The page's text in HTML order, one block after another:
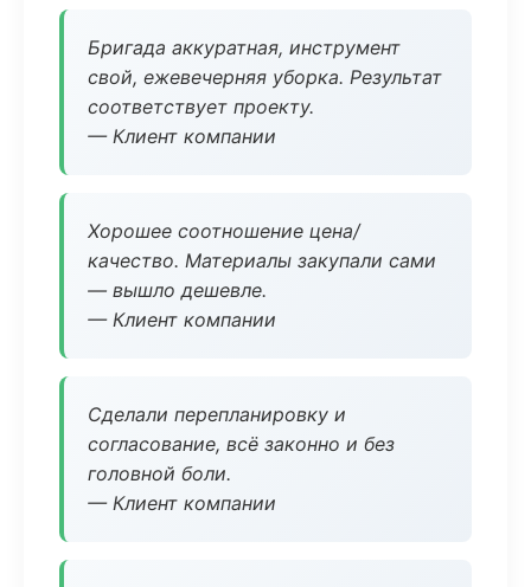
Бригада аккуратная, инструмент
свой, ежевечерняя уборка. Результат
соответствует проекту.
— Клиент компании
Хорошее соотношение цена/
качество. Материалы закупали сами
— вышло дешевле.
— Клиент компании
Сделали перепланировку и
согласование, всё законно и без
головной боли.
— Клиент компании